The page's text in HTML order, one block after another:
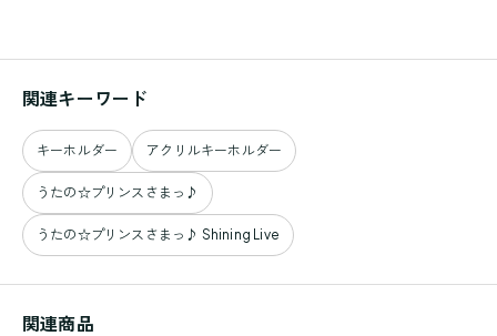
関連キーワード
キーホルダー アクリルキーホルダー
うたの☆プリンスさまっ♪
うたの☆プリンスさまっ♪ Shining Live
関連商品